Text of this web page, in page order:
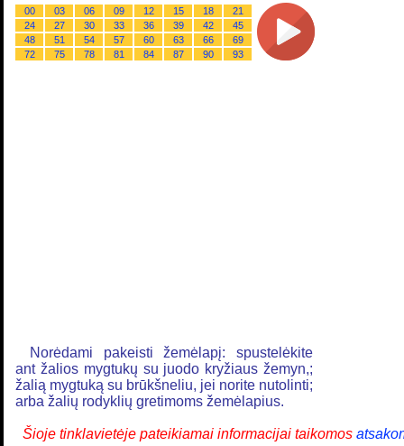
00 03 06 09 12 15 18
21
24
27 30 33 36 39 42
45
48
51 54 57 60 63 66
69
72
75 78 81 84 87 90 93
Norėdami pakeisti žemėlapį: spustelėkite
ant žalios mygtukų su juodo kryžiaus žemyn,;
žalią mygtuką su brūkšneliu, jei norite nutolinti;
arba žalių rodyklių gretimoms žemėlapius.
Šioje tinklavietėje pateikiamai informacijai taikomos